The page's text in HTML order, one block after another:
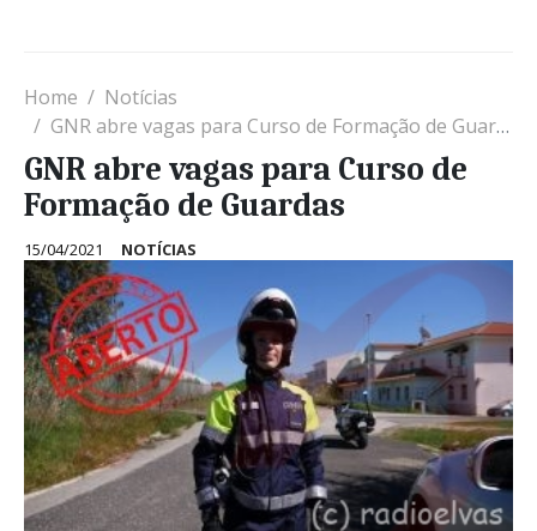
Home
Notícias
GNR abre vagas para Curso de Formação de Guardas
GNR abre vagas para Curso de
Formação de Guardas
15/04/2021 NOTÍCIAS